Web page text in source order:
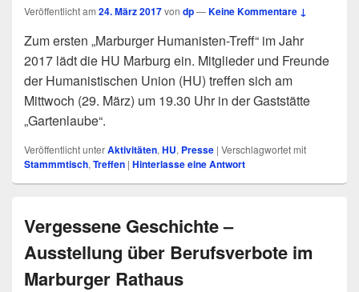
Veröffentlicht am 24. März 2017von dp—Keine Kommentare ↓
Zum ersten „Marburger Humanisten-Treff“ im Jahr
2017 lädt die HU Marburg ein. Mitglieder und Freunde
der Humanistischen Union (HU) treffen sich am
Mittwoch (29. März) um 19.30 Uhr in der Gaststätte
„Gartenlaube“.
Veröffentlicht unterAktivitäten, HU, Presse | Verschlagwortet mit
Stammmtisch, Treffen | Hinterlasse eine Antwort
Vergessene Geschichte –
Ausstellung über Berufsverbote im
Marburger Rathaus